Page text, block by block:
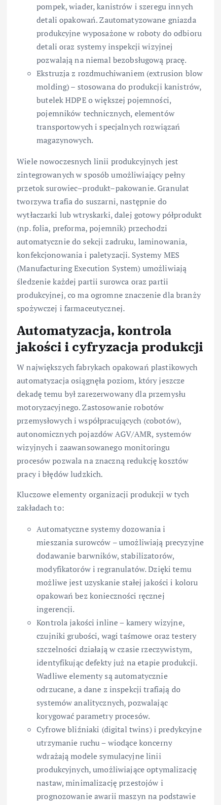
pompek, wiader, kanistrów i szeregu innych
detali opakowań. Zautomatyzowane gniazda
produkcyjne wyposażone w roboty do odbioru
detali oraz systemy inspekcji wizyjnej
pozwalają na niemal bezobsługową pracę.
Ekstruzja z rozdmuchiwaniem (extrusion blow
molding) – stosowana do produkcji kanistrów,
butelek HDPE o większej pojemności,
pojemników technicznych, elementów
transportowych i specjalnych rozwiązań
magazynowych.
Wiele nowoczesnych linii produkcyjnych jest
zintegrowanych w sposób umożliwiający pełny
przetok surowiec–produkt–pakowanie. Granulat
tworzywa trafia do suszarni, następnie do
wytłaczarki lub wtryskarki, dalej gotowy półprodukt
(np. folia, preforma, pojemnik) przechodzi
automatycznie do sekcji zadruku, laminowania,
konfekcjonowania i paletyzacji. Systemy MES
(Manufacturing Execution System) umożliwiają
śledzenie każdej partii surowca oraz partii
produkcyjnej, co ma ogromne znaczenie dla branży
spożywczej i farmaceutycznej.
Automatyzacja, kontrola
jakości i cyfryzacja produkcji
W największych fabrykach opakowań plastikowych
automatyzacja osiągnęła poziom, który jeszcze
dekadę temu był zarezerwowany dla przemysłu
motoryzacyjnego. Zastosowanie robotów
przemysłowych i współpracujących (cobotów),
autonomicznych pojazdów AGV/AMR, systemów
wizyjnych i zaawansowanego monitoringu
procesów pozwala na znaczną redukcję kosztów
pracy i błędów ludzkich.
Kluczowe elementy organizacji produkcji w tych
zakładach to:
Automatyczne systemy dozowania i
mieszania surowców – umożliwiają precyzyjne
dodawanie barwników, stabilizatorów,
modyfikatorów i regranulatów. Dzięki temu
możliwe jest uzyskanie stałej jakości i koloru
opakowań bez konieczności ręcznej
ingerencji.
Kontrola jakości inline – kamery wizyjne,
czujniki grubości, wagi taśmowe oraz testery
szczelności działają w czasie rzeczywistym,
identyfikując defekty już na etapie produkcji.
Wadliwe elementy są automatycznie
odrzucane, a dane z inspekcji trafiają do
systemów analitycznych, pozwalając
korygować parametry procesów.
Cyfrowe bliźniaki (digital twins) i predykcyjne
utrzymanie ruchu – wiodące koncerny
wdrażają modele symulacyjne linii
produkcyjnych, umożliwiające optymalizację
nastaw, minimalizację przestojów i
prognozowanie awarii maszyn na podstawie